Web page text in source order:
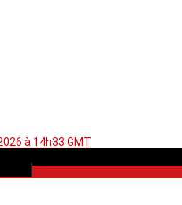
à 14h33 GMT